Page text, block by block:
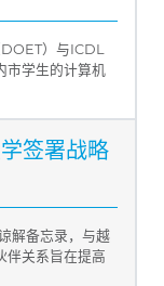
）与ICDL
市学生的计算机
签署战略
解备忘录，与越
伴关系旨在提高